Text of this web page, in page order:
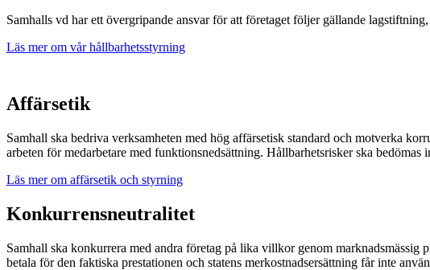
Samhalls vd har ett övergripande ansvar för att företaget följer gällande
Läs mer om vår hållbarhetsstyrning
Affärsetik
Samhall ska bedriva verksamheten med hög affärsetisk standard och motverka
arbeten för medarbetare med funktionsnedsättning. Hållbarhetsrisker ska bedömas
Läs mer om affärsetik och styrning
Konkurrensneutralitet
Samhall ska konkurrera med andra företag på lika villkor genom
betala för den faktiska prestationen och statens merkostnadsersättning får inte